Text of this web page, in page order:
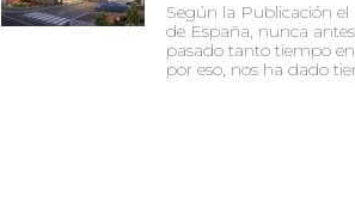
Según la Publicación
de España, nunca
pasado tanto tiempo
por eso, nos ha dado